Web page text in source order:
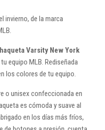
invierno, de la marca
Varsity New York
equipo MLB. Rediseñada
los colores de tu equipo.
o unisex confeccionada en
es cómoda y suave al
en los días más fríos,